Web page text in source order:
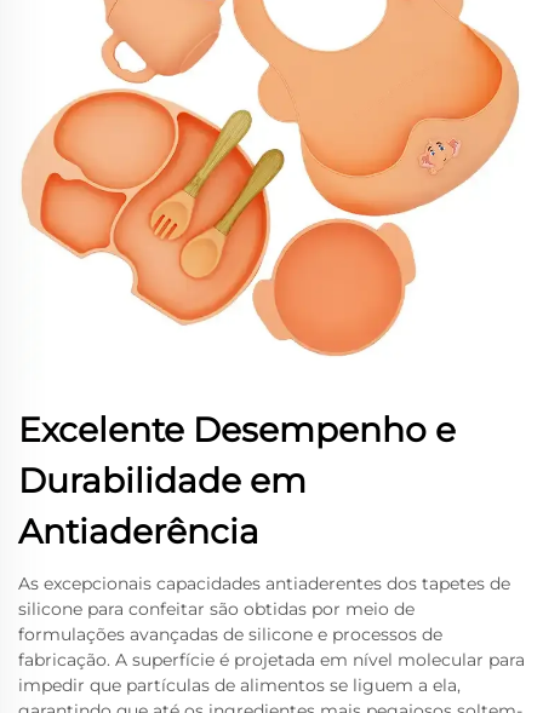
Excelente Desempenho e
Durabilidade em
Antiaderência
As excepcionais capacidades antiaderentes dos tapetes de
silicone para confeitar são obtidas por meio de
formulações avançadas de silicone e processos de
fabricação. A superfície é projetada em nível molecular para
impedir que partículas de alimentos se liguem a ela,